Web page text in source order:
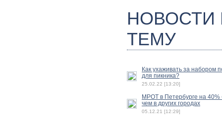
ТЕМУ
Как ухаживать за набором
для пикника?
25.02.22 [13:20]
МРОТ в Петербурге на 40%
чем в других городах
05.12.21 [12:29]